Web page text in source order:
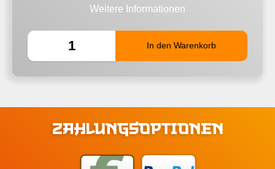
Weitere Informationen
ZAHLUNGSOPTIONEN